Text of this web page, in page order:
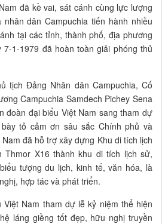
đã kề vai, sát cánh cùng lực lượng
dân Campuchia tiến hành nhiều
tại các tỉnh, thành phố, địa phương
1-1979 đã hoàn toàn giải phóng thủ
tịch Đảng Nhân dân Campuchia, Cố
Campuchia Samdech Pichey Sena
đoàn đại biểu Việt Nam sang tham dự
tỏ cảm ơn sâu sắc Chính phủ và
đã hỗ trợ xây dựng Khu di tích lịch
Thmor X16 thành khu di tích lịch sử,
tượng du lịch, kinh tế, văn hóa, là
hợp tác và phát triển.
Việt Nam tham dự lễ kỷ niệm thể hiện
láng giềng tốt đẹp, hữu nghị truyền